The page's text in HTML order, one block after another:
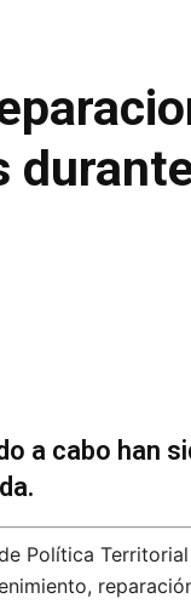
a cabo han
Política